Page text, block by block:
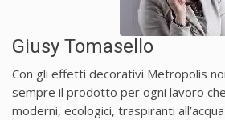
Giusy Tomasello
Con gli effetti decorativi Metropolis
sempre il prodotto per ogni lavoro
moderni, ecologici, traspiranti